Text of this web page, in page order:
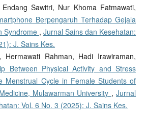
Sawitri, Nur Khoma Fatmawati,
Berpengaruh Terhadap Gejala
Syndrome ,Jurnal Sains dan Kesehatan:
J. Sains Kes.
Hermawati Rahman, Hadi Irawiraman,
Between Physical Activity and Stress
Menstrual Cycle in Female Students of
Mulawarman University ,Jurnal
Vol. 6 No. 3 (2025): J. Sains Kes.